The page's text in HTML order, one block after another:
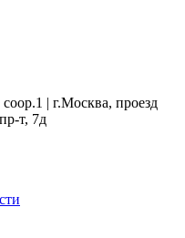
| г.Москва, проезд
т, 7д